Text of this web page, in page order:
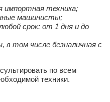
импортная техника;
машинисты;
срок: от 1 дня и до
в том числе безналичная с
по всем
техники.